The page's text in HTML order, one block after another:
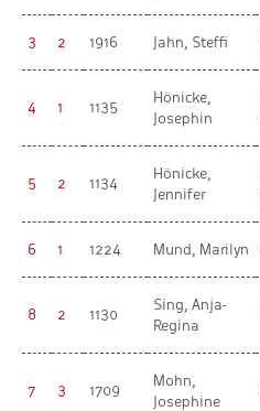
3 2 1916 Jahn, Steffi
4 1 1135
Hönicke,
Josephin
5 2 1134
Hönicke,
Jennifer
6 1 1224 Mund, Marilyn
8 2 1130
Sing, Anja-
Regina
7 3 1709
Mohn,
Josephine